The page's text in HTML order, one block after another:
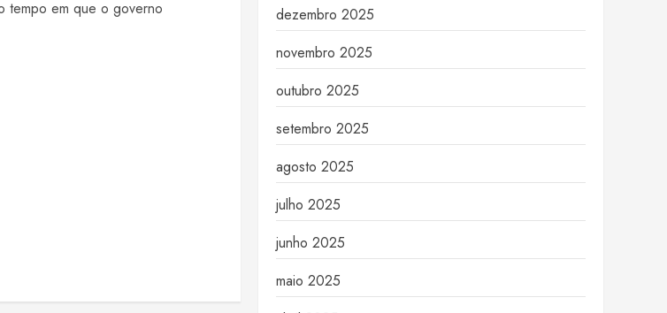
tempo em que o governo
dezembro 2025
novembro 2025
outubro 2025
setembro 2025
agosto 2025
julho 2025
junho 2025
maio 2025